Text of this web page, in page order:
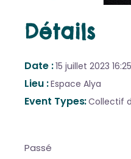
Détails
Date 15 juillet 2023 16:25
Lieu Espace Alya
Event Types Collectif
Passé